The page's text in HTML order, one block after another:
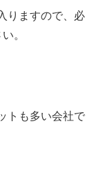
りますので、必
。
トも多い会社で